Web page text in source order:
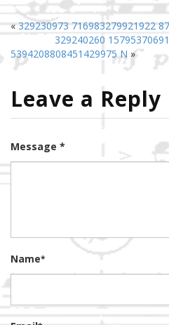
«329230973 716983279921922
329240260
5394208808451429975 N »
Leave a Reply
Message *
Name*